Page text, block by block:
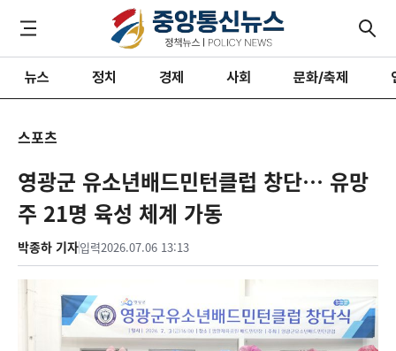
뉴스 정치 경제 사회 문화/축제
스포츠
영광군 유소년배드민턴클럽 창단… 유망
주 21명 육성 체계 가동
박종하 기자입력2026.07.06 13:13